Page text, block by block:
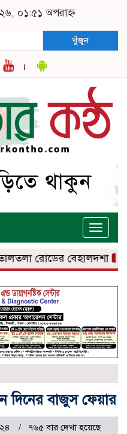
০১:৫১ অপরাহ্ন
খুঁজুন
Toggle
রোডের বেহালদশা
দিনের বাজুস ফেয়ার
৭৬৫ বার দেখা হয়েছে